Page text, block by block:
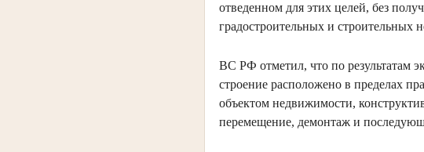
отведенном для этих целей, без
градостроительных и строительных
ВС РФ отметил, что по результатам
строение расположено в пределах
объектом недвижимости,
перемещение, демонтаж и